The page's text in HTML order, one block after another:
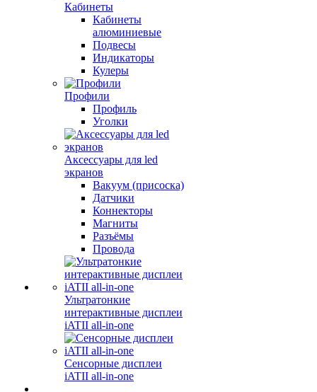
Кабинеты
Кабинеты
алюминиевые
Подвесы
Индикаторы
Кулеры
Профили
Профиль
Уголки
Аксессуары для led
экранов
Вакуум (присоска)
Датчики
Коннекторы
Магниты
Разъёмы
Провода
Ультратонкие
интерактивные дисплеи
iATII all-in-one
Сенсорные дисплеи
iATII all-in-one